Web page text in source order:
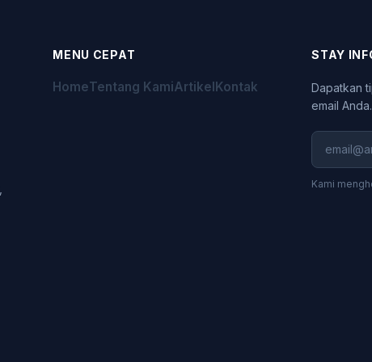
MENU CEPAT
HomeTentang KamiArtikel Kontak
STAY
Dapatkan
email Anda.
Kami